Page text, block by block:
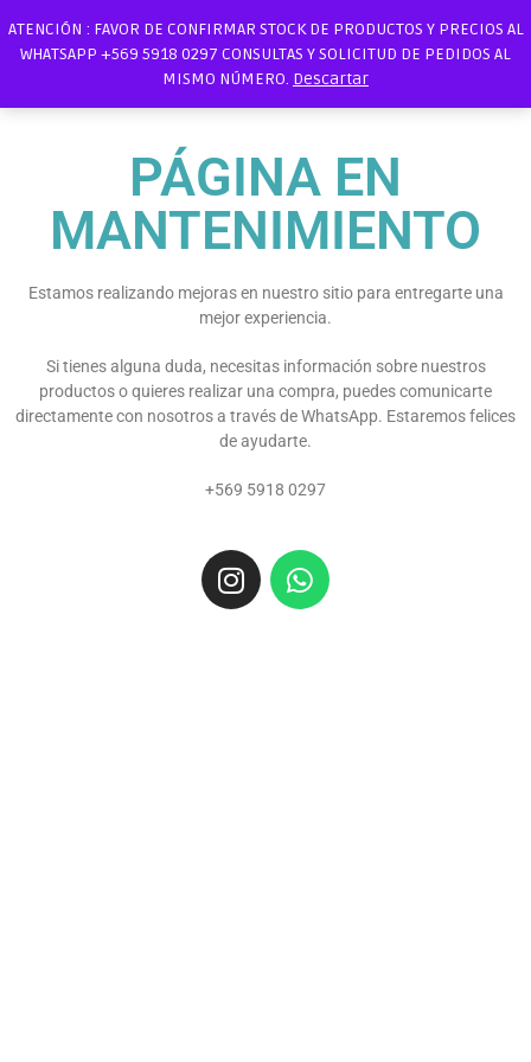
ATENCIÓN : FAVOR DE CONFIRMAR STOCK DE PRODUCTOS Y PRECIOS AL
WHATSAPP +569 5918 0297 CONSULTAS Y SOLICITUD DE PEDIDOS AL
MISMO NÚMERO. Descartar
PÁGINA EN
MANTENIMIENTO
Estamos realizando mejoras en nuestro sitio para entregarte una
mejor experiencia.
Si tienes alguna duda, necesitas información sobre nuestros
productos o quieres realizar una compra, puedes comunicarte
directamente con nosotros a través de WhatsApp. Estaremos felices
de ayudarte.
+569 5918 0297